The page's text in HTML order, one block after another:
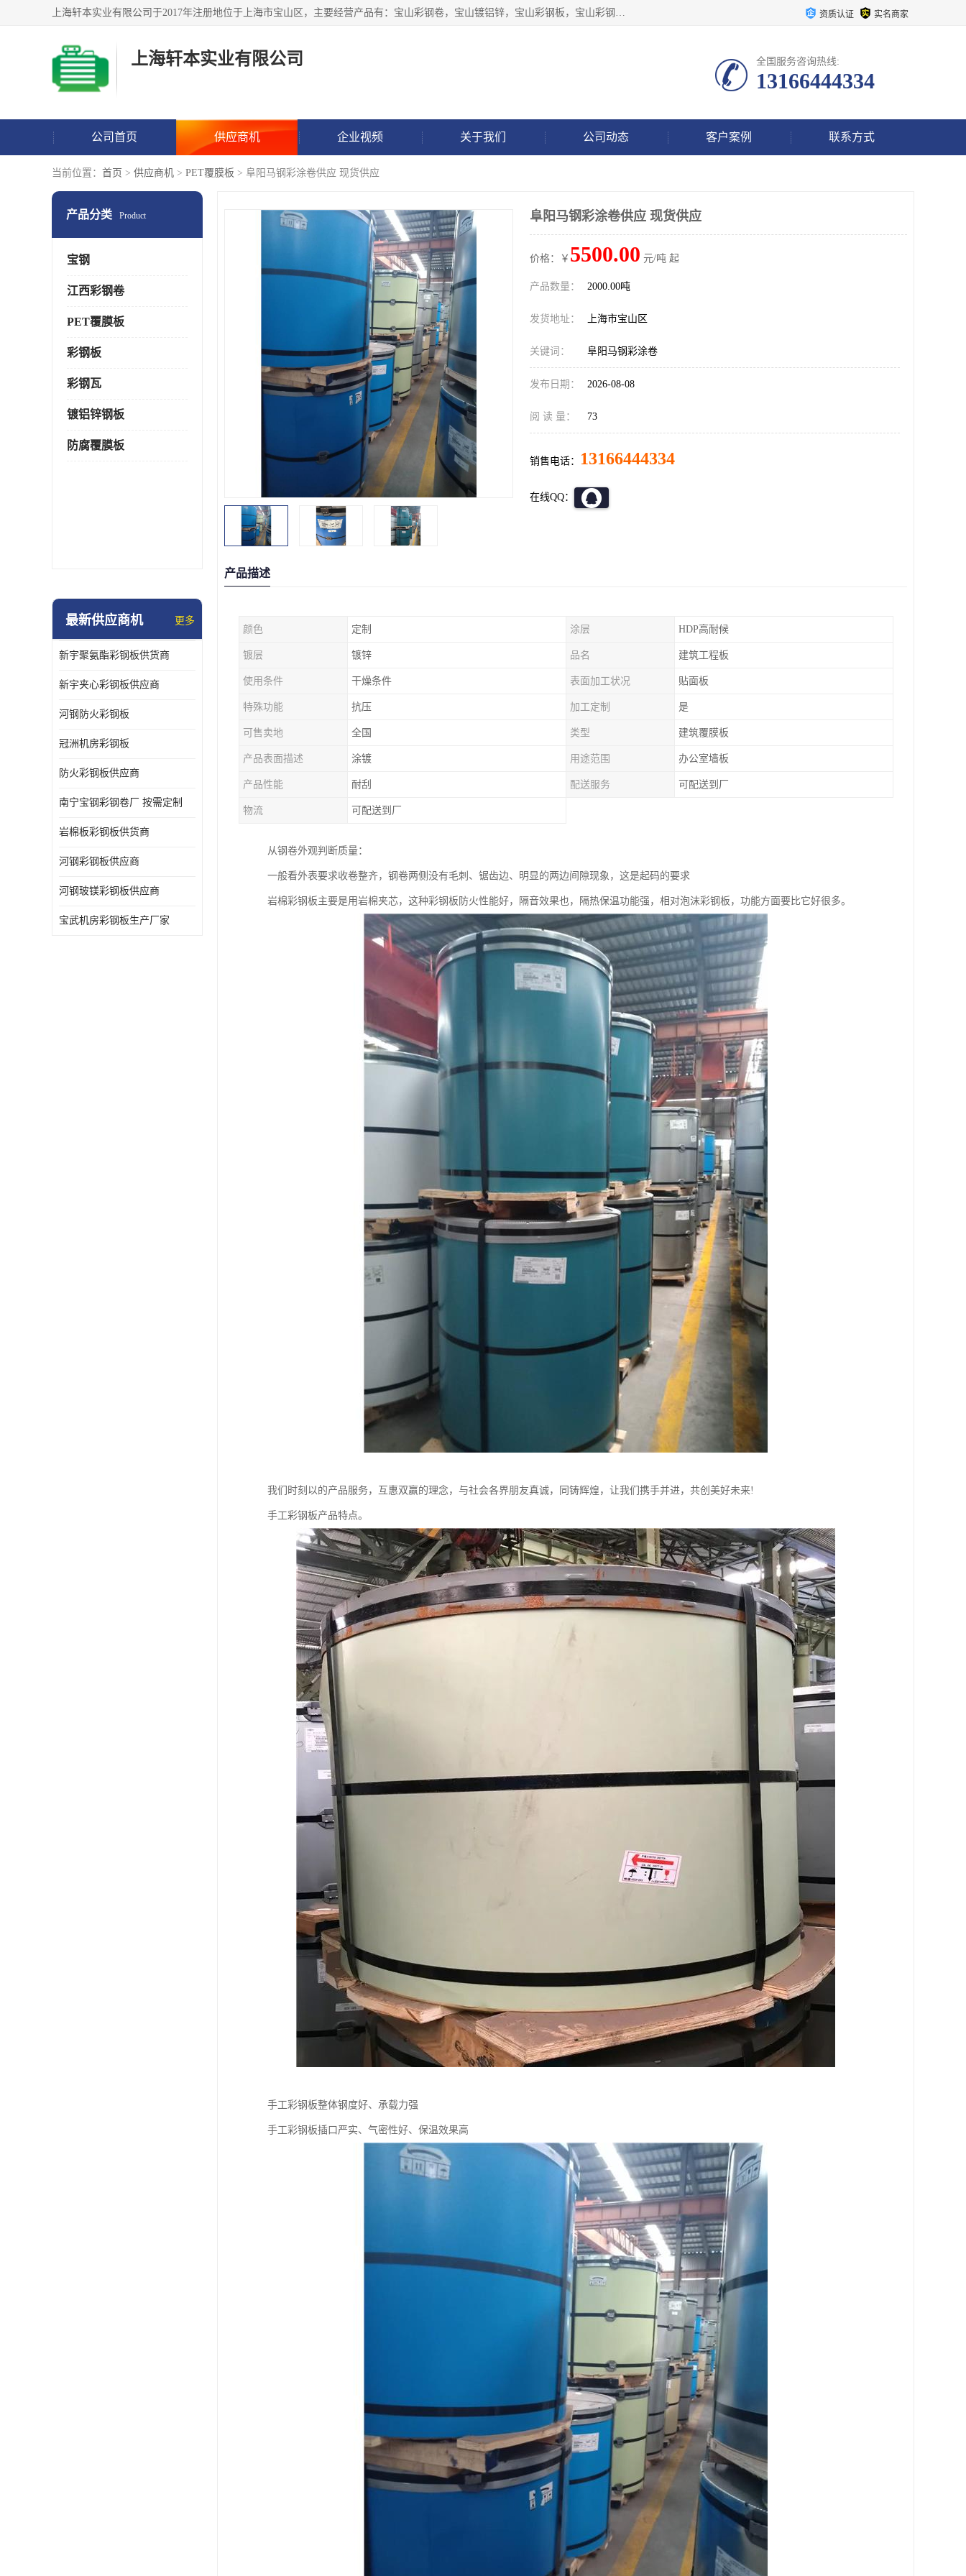
上海轩本实业有限公司于2017年注册地位于上海市宝山区，主要经营产品有：宝山彩钢卷，宝山镀铝锌，宝山彩钢板，宝山彩钢瓦等产品的生产和销售。 资质认证 实名商家
上海轩本实业有限公司 全国服务咨询热线:
13166444334
公司首页 供应商机 企业视频 关于我们 公司动态 客户案例 联系方式
当前位置： 首页 > 供应商机 > PET覆膜板 > 阜阳马钢彩涂卷供应 现货供应
产品分类 Product
宝钢
江西彩钢卷
PET覆膜板
彩钢板
彩钢瓦
镀铝锌钢板
防腐覆膜板
最新供应商机 更多
新宇聚氨酯彩钢板供货商
新宇夹心彩钢板供应商
河钢防火彩钢板
冠洲机房彩钢板
防火彩钢板供应商
南宁宝钢彩钢卷厂 按需定制
岩棉板彩钢板供货商
河钢彩钢板供应商
河钢玻镁彩钢板供应商
宝武机房彩钢板生产厂家
阜阳马钢彩涂卷供应 现货供应
价格：￥ 5500.00 元/吨 起
产品数量： 2000.00吨
发货地址： 上海市宝山区
关键词： 阜阳马钢彩涂卷
发布日期： 2026-08-08
阅 读 量： 73
销售电话： 13166444334
在线QQ：
产品描述
颜色 定制 涂层 HDP高耐候
镀层 镀锌 品名 建筑工程板
使用条件 干燥条件 表面加工状况 贴面板
特殊功能 抗压 加工定制 是
可售卖地 全国 类型 建筑覆膜板
产品表面描述 涂镀 用途范围 办公室墙板
产品性能 耐刮 配送服务 可配送到厂
物流 可配送到厂
从钢卷外观判断质量：
一般看外表要求收卷整齐，钢卷两侧没有毛刺、锯齿边、明显的两边间隙现象，这是起码的要求
岩棉彩钢板主要是用岩棉夹芯，这种彩钢板防火性能好，隔音效果也，隔热保温功能强，相对泡沫彩钢板，功能方面要比它好很多。
我们时刻以的产品服务，互惠双赢的理念，与社会各界朋友真诚，同铸辉煌，让我们携手并进，共创美好未来!
手工彩钢板产品特点。
手工彩钢板整体钢度好、承载力强
手工彩钢板插口严实、气密性好、保温效果高